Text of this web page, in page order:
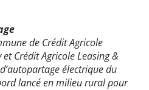
de Crédit Agricole
Crédit Agricole Leasing &
électrique du
lancé en milieu rural pour